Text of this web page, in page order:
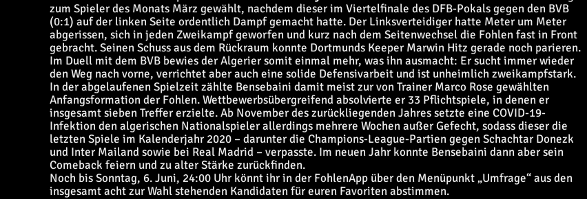
zum Spieler des Monats März gewählt, nachdem dieser im Viertelfinale des DFB-Pokals gegen den BVB
(0:1) auf der linken Seite ordentlich Dampf gemacht hatte. Der Linksverteidiger hatte Meter um Meter
abgerissen, sich in jeden Zweikampf geworfen und kurz nach dem Seitenwechsel die Fohlen fast in Front
gebracht. Seinen Schuss aus dem Rückraum konnte Dortmunds Keeper Marwin Hitz gerade noch parieren.
Im Duell mit dem BVB bewies der Algerier somit einmal mehr, was ihn ausmacht: Er sucht immer wieder
den Weg nach vorne, verrichtet aber auch eine solide Defensivarbeit und ist unheimlich zweikampfstark.
In der abgelaufenen Spielzeit zählte Bensebaini damit meist zur von Trainer Marco Rose gewählten
Anfangsformation der Fohlen. Wettbewerbsübergreifend absolvierte er 33 Pflichtspiele, in denen er
insgesamt sieben Treffer erzielte. Ab November des zurückliegenden Jahres setzte eine COVID-19-
Infektion den algerischen Nationalspieler allerdings mehrere Wochen außer Gefecht, sodass dieser die
letzten Spiele im Kalenderjahr 2020 – darunter die Champions-League-Partien gegen Schachtar Donezk
und Inter Mailand sowie bei Real Madrid – verpasste. Im neuen Jahr konnte Bensebaini dann aber sein
Comeback feiern und zu alter Stärke zurückfinden.
Noch bis Sonntag, 6. Juni, 24:00 Uhr könnt ihr in der FohlenApp über den Menüpunkt „Umfrage“ aus den
insgesamt acht zur Wahl stehenden Kandidaten für euren Favoriten abstimmen.